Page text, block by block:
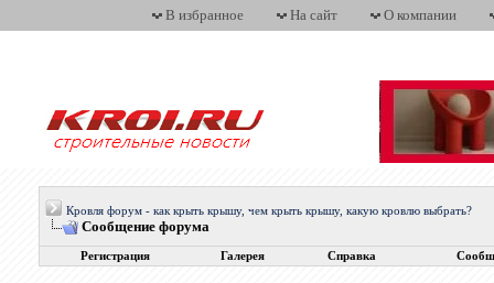
В избранное На сайт О компании
Кровля форум - как крыть крышу, чем крыть крышу, какую кровлю выбрать?
Сообщение форума
Регистрация Галерея Справка